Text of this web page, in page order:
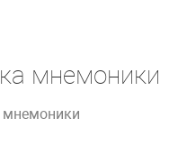
мнемоники
мнемоники